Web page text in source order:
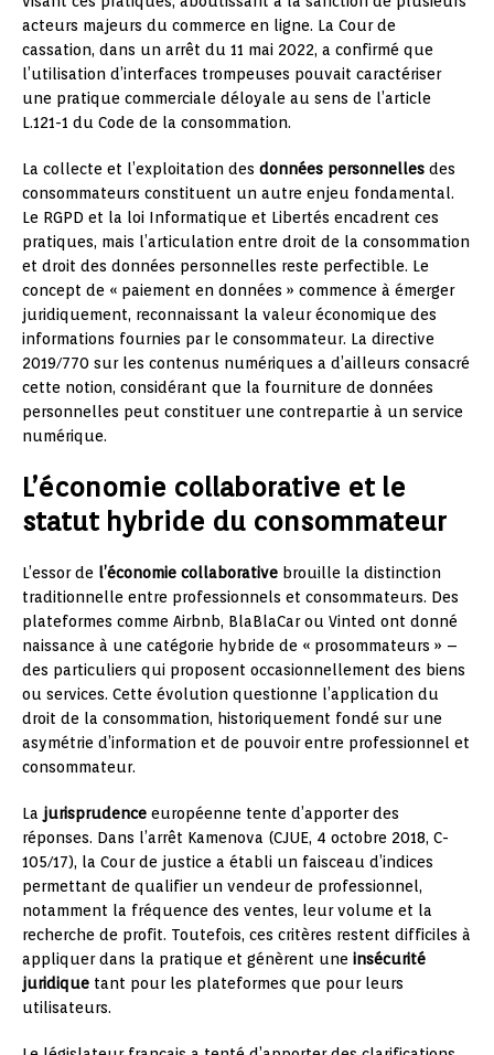
acteurs majeurs du commerce en ligne. La Cour de
cassation, dans un arrêt du 11 mai 2022, a confirmé que
l’utilisation d’interfaces trompeuses pouvait caractériser
une pratique commerciale déloyale au sens de l’article
L.121-1 du Code de la consommation.
La collecte et l’exploitation des données personnelles des
consommateurs constituent un autre enjeu fondamental.
Le RGPD et la loi Informatique et Libertés encadrent ces
pratiques, mais l’articulation entre droit de la consommation
et droit des données personnelles reste perfectible. Le
concept de « paiement en données » commence à émerger
juridiquement, reconnaissant la valeur économique des
informations fournies par le consommateur. La directive
2019/770 sur les contenus numériques a d’ailleurs consacré
cette notion, considérant que la fourniture de données
personnelles peut constituer une contrepartie à un service
numérique.
L’économie collaborative et le
statut hybride du consommateur
L’essor de l’économie collaborative brouille la distinction
traditionnelle entre professionnels et consommateurs. Des
plateformes comme Airbnb, BlaBlaCar ou Vinted ont donné
naissance à une catégorie hybride de « prosommateurs » –
des particuliers qui proposent occasionnellement des biens
ou services. Cette évolution questionne l’application du
droit de la consommation, historiquement fondé sur une
asymétrie d’information et de pouvoir entre professionnel et
consommateur.
La jurisprudence européenne tente d’apporter des
réponses. Dans l’arrêt Kamenova (CJUE, 4 octobre 2018, C-
105/17), la Cour de justice a établi un faisceau d’indices
permettant de qualifier un vendeur de professionnel,
notamment la fréquence des ventes, leur volume et la
recherche de profit. Toutefois, ces critères restent difficiles à
appliquer dans la pratique et génèrent une insécurité
juridique tant pour les plateformes que pour leurs
utilisateurs.